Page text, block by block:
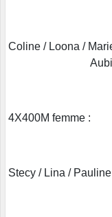
Coline /
Aubin /
4X400M
Stecy / Lina /